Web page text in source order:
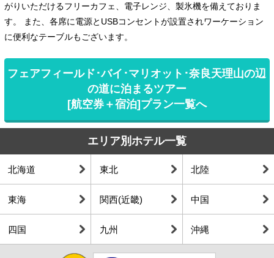
がりいただけるフリーカフェ、電子レンジ、製氷機を備えておりま
す。 また、各席に電源とUSBコンセントが設置されワーケーション
に便利なテーブルもございます。
フェアフィールド･バイ･マリオット･奈良天理山の辺
の道に泊まるツアー
[航空券＋宿泊]プラン一覧へ
エリア別ホテル一覧
北海道 東北 北陸
東海 関西(近畿) 中国
四国 九州 沖縄